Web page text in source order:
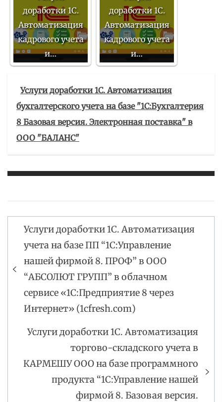
доработки 1С.
Автоматизация
кадрового учета
и…
доработки 1С.
Автоматизация
кадрового учета
и…
Услуги доработки 1С. Автоматизация
бухгалтерского учета на базе "1С:Бухгалтерия
8 Базовая версия. Электронная поставка" в
ООО "БАЛАНС"
Навигация
по
записям
Услуги доработки 1С. Автоматизация
учета на базе ПП “1С:Управление
нашей фирмой 8. ПРОФ” в ООО
“АБСОЛЮТ ГРУПП” в облачном
сервисе «1С:Предприятие 8 через
Интернет» (1cfresh.com)
Услуги доработки 1С. Автоматизация
торгово-складского учета в
КАРМЕШУ ООО на базе программного
продукта “1С:Управление нашей
фирмой 8. Базовая версия.